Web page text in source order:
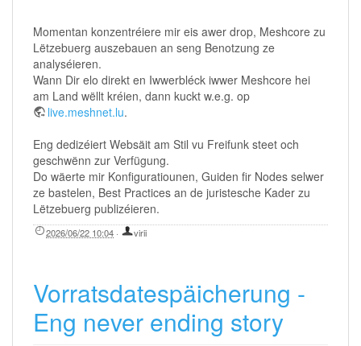
Momentan konzentréiere mir eis awer drop, Meshcore zu
Lëtzebuerg auszebauen an seng Benotzung ze
analyséieren.
Wann Dir elo direkt en Iwwerbléck iwwer Meshcore hei
am Land wëllt kréien, dann kuckt w.e.g. op
live.meshnet.lu.
Eng dedizéiert Websäit am Stil vu Freifunk steet och
geschwënn zur Verfügung.
Do wäerte mir Konfiguratiounen, Guiden fir Nodes selwer
ze bastelen, Best Practices an de juristesche Kader zu
Lëtzebuerg publizéieren.
2026/06/22 10:04 · virii
Vorratsdatespäicherung -
Eng never ending story